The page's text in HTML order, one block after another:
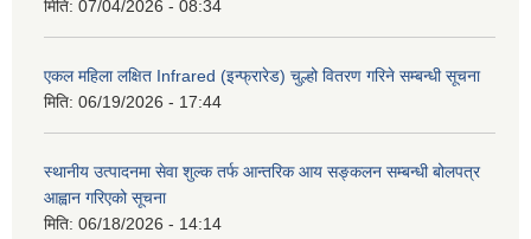
मिति: 07/04/2026 - 08:34
एकल महिला लक्षित Infrared (इन्फ्रारेड) चुल्हो वितरण गरिने सम्बन्धी सूचना
मिति: 06/19/2026 - 17:44
स्थानीय उत्पादनमा सेवा शुल्क तर्फ आन्तरिक आय सङ्कलन सम्बन्धी बोलपत्र
आह्वान गरिएको सूचना
मिति: 06/18/2026 - 14:14